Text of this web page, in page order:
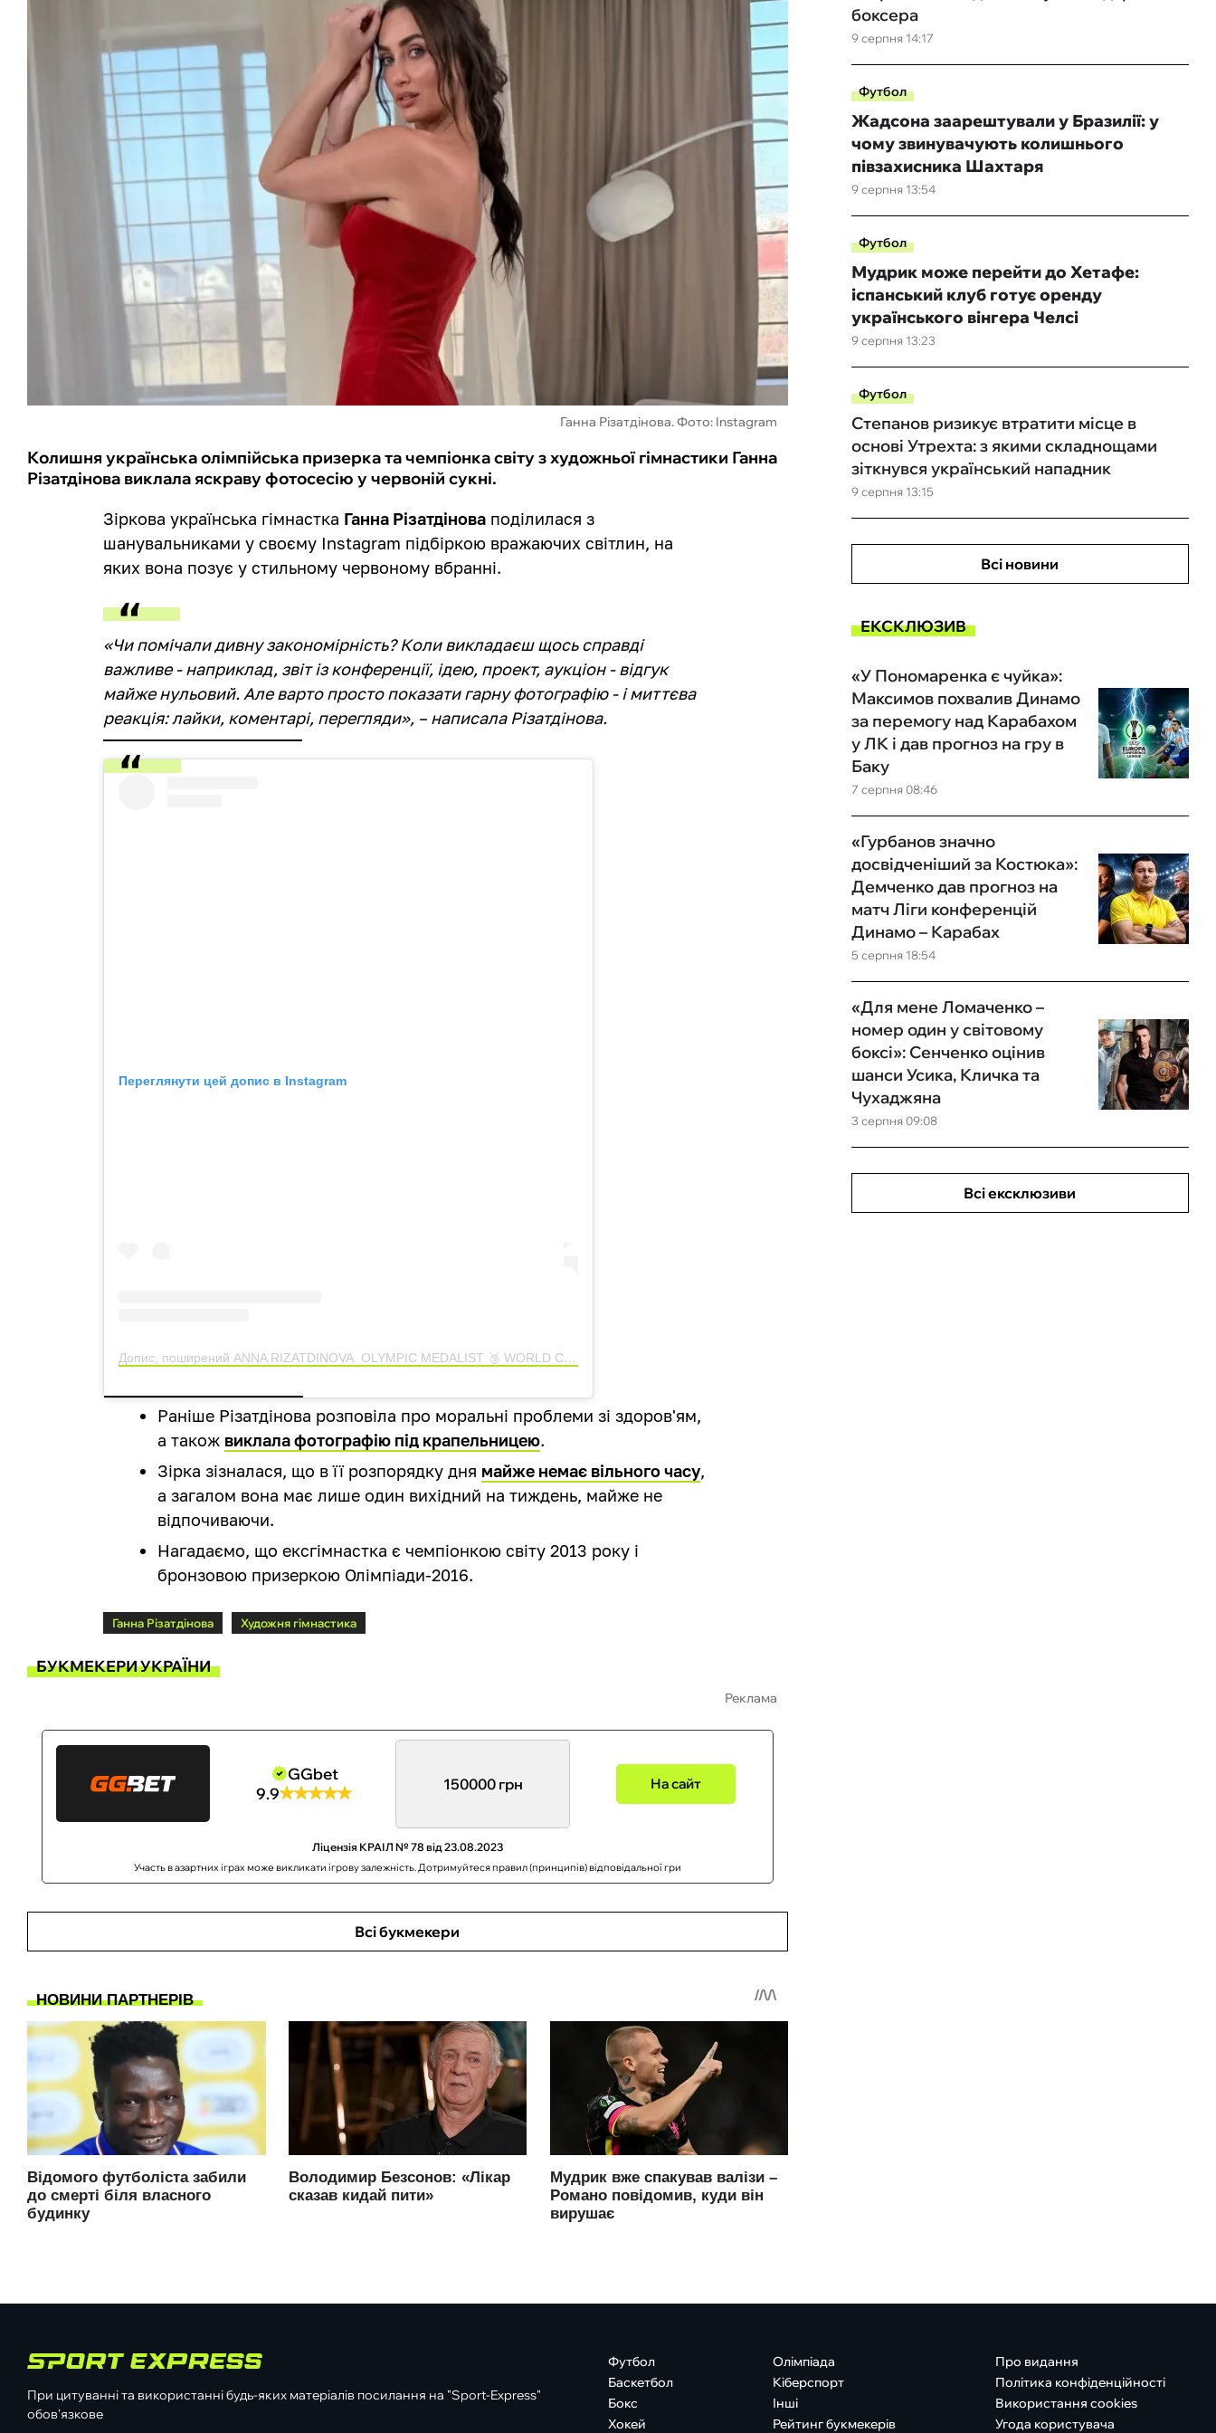
Ганна Різатдінова. Фото: Instagram
Колишня українська олімпійська призерка та чемпіонка світу з художньої гімнастики Ганна
Різатдінова виклала яскраву фотосесію у червоній сукні.
Зіркова українська гімнастка Ганна Різатдінова поділилася з
шанувальниками у своєму Instagram підбіркою вражаючих світлин, на
яких вона позує у стильному червоному вбранні.
«Чи помічали дивну закономірність? Коли викладаєш щось справді
важливе - наприклад, звіт із конференції, ідею, проект, аукціон - відгук
майже нульовий. Але варто просто показати гарну фотографію - і миттєва
реакція: лайки, коментарі, перегляди», – написала Різатдінова.
Переглянути цей допис в Instagram
Допис, поширений ANNA RIZATDINOVA. OLYMPIC MEDALIST 🥉 WORLD CHAMPION 🥇 (@anna_rizatdinova)
Раніше Різатдінова розповіла про моральні проблеми зі здоров'ям,
а також виклала фотографію під крапельницею.
Зірка зізналася, що в її розпорядку дня майже немає вільного часу,
а загалом вона має лише один вихідний на тиждень, майже не
відпочиваючи.
Нагадаємо, що ексгімнастка є чемпіонкою світу 2013 року і
бронзовою призеркою Олімпіади-2016.
Ганна Різатдінова Художня гімнастика
БУКМЕКЕРИ УКРАЇНИ
Реклама
GGbet
9.9
150000 грн На сайт
Ліцензія КРАІЛ № 78 від 23.08.2023
Участь в азартних іграх може викликати ігрову залежність. Дотримуйтеся правил (принципів) відповідальної гри
Всі букмекери
9 серпня 14:17
боксера
Футбол
9 серпня 13:54
Жадсона заарештували у Бразилії: у
чому звинувачують колишнього
півзахисника Шахтаря
Футбол
9 серпня 13:23
Мудрик може перейти до Хетафе:
іспанський клуб готує оренду
українського вінгера Челсі
Футбол
9 серпня 13:15
Степанов ризикує втратити місце в
основі Утрехта: з якими складнощами
зіткнувся український нападник
Всі новини
ЕКСКЛЮЗИВ
7 серпня 08:46
«У Пономаренка є чуйка»:
Максимов похвалив Динамо
за перемогу над Карабахом
у ЛК і дав прогноз на гру в
Баку
5 серпня 18:54
«Гурбанов значно
досвідченіший за Костюка»:
Демченко дав прогноз на
матч Ліги конференцій
Динамо – Карабах
3 серпня 09:08
«Для мене Ломаченко –
номер один у світовому
боксі»: Сенченко оцінив
шанси Усика, Кличка та
Чухаджяна
Всі ексклюзиви
При цитуванні та використанні будь-яких матеріалів посилання на "Sport-Express"
обов'язкове
Футбол
Баскетбол
Бокс
Хокей
Олімпіада
Кіберспорт
Інші
Рейтинг букмекерів
Про видання
Політика конфіденційності
Використання cookies
Угода користувача